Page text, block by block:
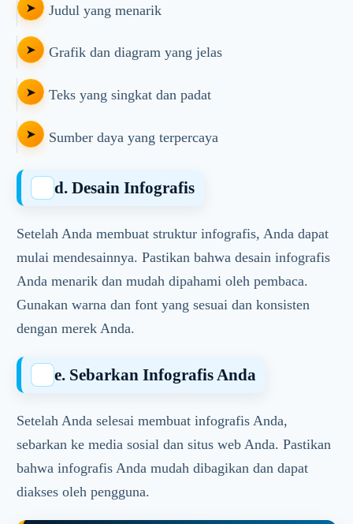
Judul yang menarik
Grafik dan diagram yang jelas
Teks yang singkat dan padat
Sumber daya yang terpercaya
d. Desain Infografis
Setelah Anda membuat struktur infografis, Anda dapat
mulai mendesainnya. Pastikan bahwa desain infografis
Anda menarik dan mudah dipahami oleh pembaca.
Gunakan warna dan font yang sesuai dan konsisten
dengan merek Anda.
e. Sebarkan Infografis Anda
Setelah Anda selesai membuat infografis Anda,
sebarkan ke media sosial dan situs web Anda. Pastikan
bahwa infografis Anda mudah dibagikan dan dapat
diakses oleh pengguna.